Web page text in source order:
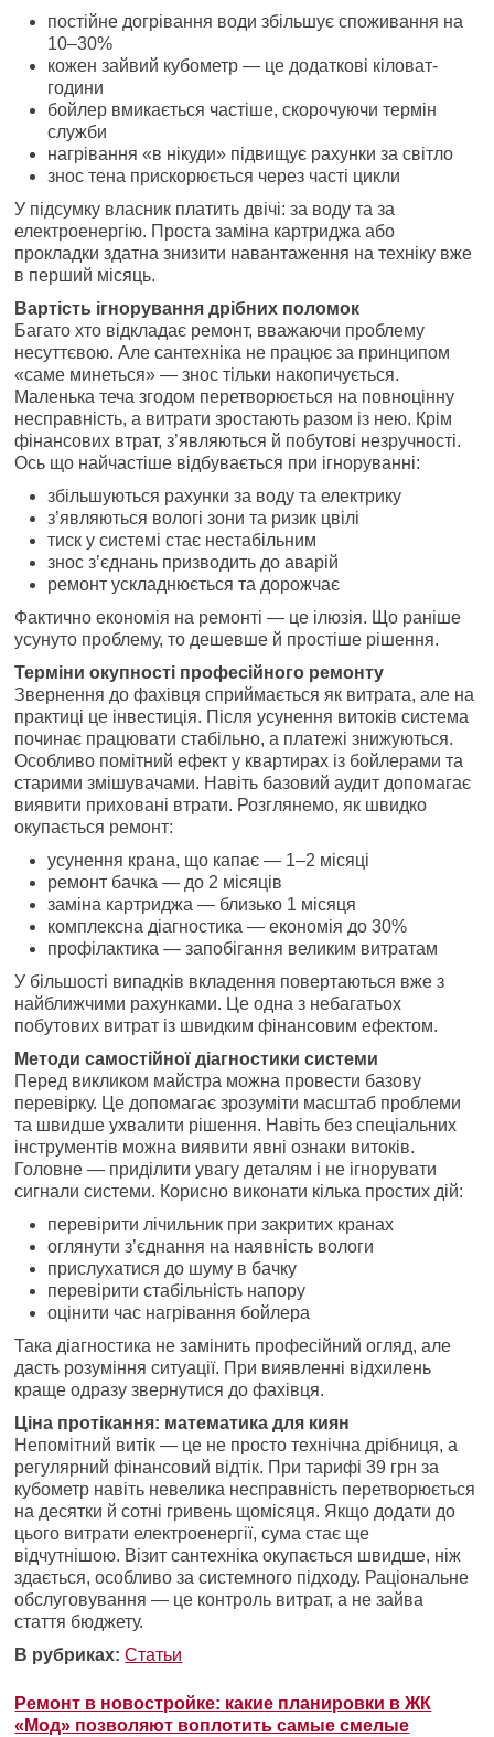
постійне догрівання води збільшує споживання на
10–30%
кожен зайвий кубометр — це додаткові кіловат-
години
бойлер вмикається частіше, скорочуючи термін
служби
нагрівання «в нікуди» підвищує рахунки за світло
знос тена прискорюється через часті цикли
У підсумку власник платить двічі: за воду та за
електроенергію. Проста заміна картриджа або
прокладки здатна знизити навантаження на техніку вже
в перший місяць.
Вартість ігнорування дрібних поломок
Багато хто відкладає ремонт, вважаючи проблему
несуттєвою. Але сантехніка не працює за принципом
«саме минеться» — знос тільки накопичується.
Маленька теча згодом перетворюється на повноцінну
несправність, а витрати зростають разом із нею. Крім
фінансових втрат, з’являються й побутові незручності.
Ось що найчастіше відбувається при ігноруванні:
збільшуються рахунки за воду та електрику
з’являються вологі зони та ризик цвілі
тиск у системі стає нестабільним
знос з’єднань призводить до аварій
ремонт ускладнюється та дорожчає
Фактично економія на ремонті — це ілюзія. Що раніше
усунуто проблему, то дешевше й простіше рішення.
Терміни окупності професійного ремонту
Звернення до фахівця сприймається як витрата, але на
практиці це інвестиція. Після усунення витоків система
починає працювати стабільно, а платежі знижуються.
Особливо помітний ефект у квартирах із бойлерами та
старими змішувачами. Навіть базовий аудит допомагає
виявити приховані втрати. Розглянемо, як швидко
окупається ремонт:
усунення крана, що капає — 1–2 місяці
ремонт бачка — до 2 місяців
заміна картриджа — близько 1 місяця
комплексна діагностика — економія до 30%
профілактика — запобігання великим витратам
У більшості випадків вкладення повертаються вже з
найближчими рахунками. Це одна з небагатьох
побутових витрат із швидким фінансовим ефектом.
Методи самостійної діагностики системи
Перед викликом майстра можна провести базову
перевірку. Це допомагає зрозуміти масштаб проблеми
та швидше ухвалити рішення. Навіть без спеціальних
інструментів можна виявити явні ознаки витоків.
Головне — приділити увагу деталям і не ігнорувати
сигнали системи. Корисно виконати кілька простих дій:
перевірити лічильник при закритих кранах
оглянути з’єднання на наявність вологи
прислухатися до шуму в бачку
перевірити стабільність напору
оцінити час нагрівання бойлера
Така діагностика не замінить професійний огляд, але
дасть розуміння ситуації. При виявленні відхилень
краще одразу звернутися до фахівця.
Ціна протікання: математика для киян
Непомітний витік — це не просто технічна дрібниця, а
регулярний фінансовий відтік. При тарифі 39 грн за
кубометр навіть невелика несправність перетворюється
на десятки й сотні гривень щомісяця. Якщо додати до
цього витрати електроенергії, сума стає ще
відчутнішою. Візит сантехніка окупається швидше, ніж
здається, особливо за системного підходу. Раціональне
обслуговування — це контроль витрат, а не зайва
стаття бюджету.
В рубриках: Статьи
Ремонт в новостройке: какие планировки в ЖК
«Мод» позволяют воплотить самые смелые